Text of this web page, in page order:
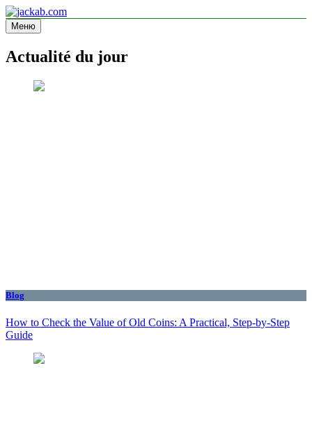
Перейти
к
содержимому
jackab.com
Site d'information
Меню
Actualité du jour
Blog
How to Check the Value of Old Coins: A Practical, Step-by-Step
Guide